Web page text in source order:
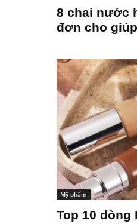
8 chai nước
đơn cho
Mỹ phẩm
Top 10 dòng